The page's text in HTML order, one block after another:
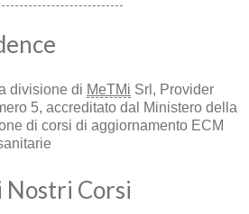
divisione di MeTMi Srl, Provider
5, accreditato dal Ministero della
di corsi di aggiornamento ECM
Nostri Corsi